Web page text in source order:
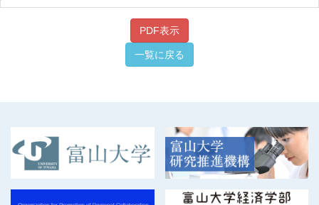
PDF表示
一覧に戻る